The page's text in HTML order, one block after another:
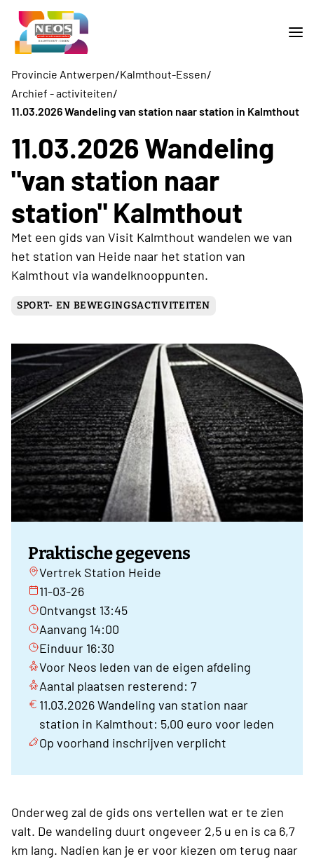
Provincie Antwerpen/Kalmthout-Essen/
Archief - activiteiten/
11.03.2026 Wandeling van station naar station in Kalmthout
11.03.2026 Wandeling
"van station naar
station" Kalmthout
Met een gids van Visit Kalmthout wandelen we van
het station van Heide naar het station van
Kalmthout via wandelknooppunten.
SPORT- EN BEWEGINGSACTIVITEITEN
Praktische gegevens
Vertrek Station Heide
11-03-26
Ontvangst 13:45
Aanvang 14:00
Einduur 16:30
Voor Neos leden van de eigen afdeling
Aantal plaatsen resterend: 7
11.03.2026 Wandeling van station naar
station in Kalmthout: 5,00 euro voor leden
Op voorhand inschrijven verplicht
Onderweg zal de gids ons vertellen wat er te zien
valt. De wandeling duurt ongeveer 2,5 u en is ca 6,7
km lang. Nadien kan je er voor kiezen om terug naar